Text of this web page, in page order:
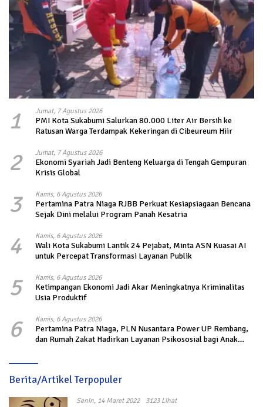
1 Jumat, 7 Agustus 2026
PMI Kota Sukabumi Salurkan 80.000 Liter Air Bersih ke
Ratusan Warga Terdampak Kekeringan di Cibeureum Hiir
2 Jumat, 7 Agustus 2026
Ekonomi Syariah Jadi Benteng Keluarga di Tengah Gempuran
Krisis Global
3 Kamis, 6 Agustus 2026
Pertamina Patra Niaga RJBB Perkuat Kesiapsiagaan Bencana
Sejak Dini melalui Program Panah Kesatria
4 Kamis, 6 Agustus 2026
Wali Kota Sukabumi Lantik 24 Pejabat, Minta ASN Kuasai AI
untuk Percepat Transformasi Layanan Publik
5 Kamis, 6 Agustus 2026
Ketimpangan Ekonomi Jadi Akar Meningkatnya Kriminalitas
Usia Produktif
6 Kamis, 6 Agustus 2026
Pertamina Patra Niaga, PLN Nusantara Power UP Rembang,
dan Rumah Zakat Hadirkan Layanan Psikososial bagi Anak
Berita/Artikel Terpopuler
Senin, 14 Maret 2022 3123 Lihat